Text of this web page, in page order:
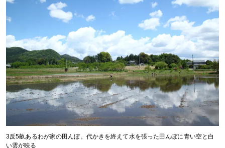
3反5畝あるわが家の田んぼ。代かきを終えて水を張った田んぼに青い空と白
い雲が映る